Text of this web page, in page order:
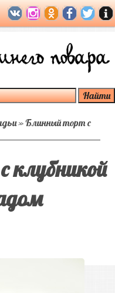
»Блинный торт с
клубникой